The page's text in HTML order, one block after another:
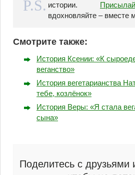
истории.
вдохновляйте – вместе
Смотрите также:
История Ксении: «К
веганство»
История вегетарианства
тебе, козлёнок»
История Веры: «Я стала
сына»
Поделитесь с друзьями